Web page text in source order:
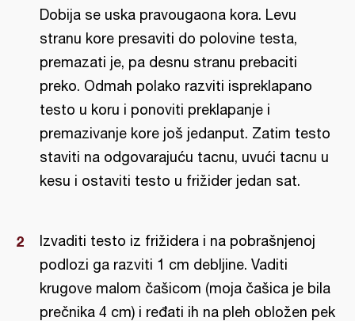
Dobija se uska pravougaona kora. Levu
stranu kore presaviti do polovine testa,
premazati je, pa desnu stranu prebaciti
preko. Odmah polako razviti ispreklapano
testo u koru i ponoviti preklapanje i
premazivanje kore još jedanput. Zatim testo
staviti na odgovarajuću tacnu, uvući tacnu u
kesu i ostaviti testo u frižider jedan sat.
Izvaditi testo iz frižidera i na pobrašnjenoj
podlozi ga razviti 1 cm debljine. Vaditi
krugove malom čašicom (moja čašica je bila
prečnika 4 cm) i ređati ih na pleh obložen pek